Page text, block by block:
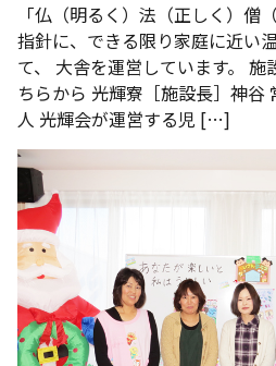
「仏（明るく）法（正しく）僧
指針に、できる限り家庭に近い
て、 大舎を運営しています。 施
ちらから 光輝寮［施設長］神谷
人 光輝会が運営する児 […]